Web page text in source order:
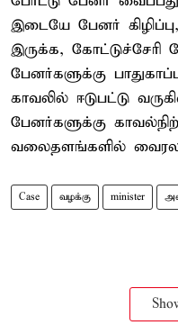
இடையே பேனர்
இருக்க, கோட்டுச்சேரி
பேனர்களுக்கு
காவலில் ஈடுபட்டு
பேனர்களுக்கு
வலைதளங்களில்
Case வழக்கு minister